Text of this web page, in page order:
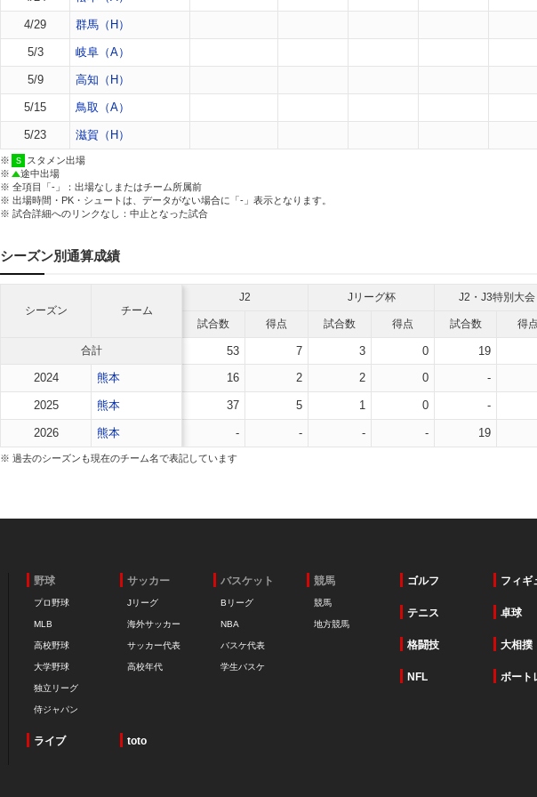
4/29 群馬（H）
5/3 岐阜（A）
5/9 高知（H）
5/15 鳥取（A）
5/23 滋賀（H）
※
スタメン出場
※
途中出場
※ 全項目「-」：出場なしまたはチーム所属前
※ 出場時間・PK・シュートは、データがない場合に「-」表示となります。
※ 試合詳細へのリンクなし：中止となった試合
シーズン別通算成績
シーズン チーム
J2 Jリーグ杯 J2・J3特別大会
試合数 得点 試合数 得点 試合数 得点
合計 53 7 3 0 19
2024
熊本 16 2 2 0 -
2025 熊本 37 5 1 0 -
2026 熊本 - - - - 19
※ 過去のシーズンも現在のチーム名で表記しています
野球
プロ野球
MLB
高校野球
大学野球
独立リーグ
侍ジャパン
サッカー
Jリーグ
海外サッカー
サッカー代表
高校年代
バスケット
Bリーグ
NBA
バスケ代表
学生バスケ
競馬
競馬
地方競馬
ゴルフ フィギ
テニス 卓球
格闘技 大相撲
NFL ボート
ライブ toto